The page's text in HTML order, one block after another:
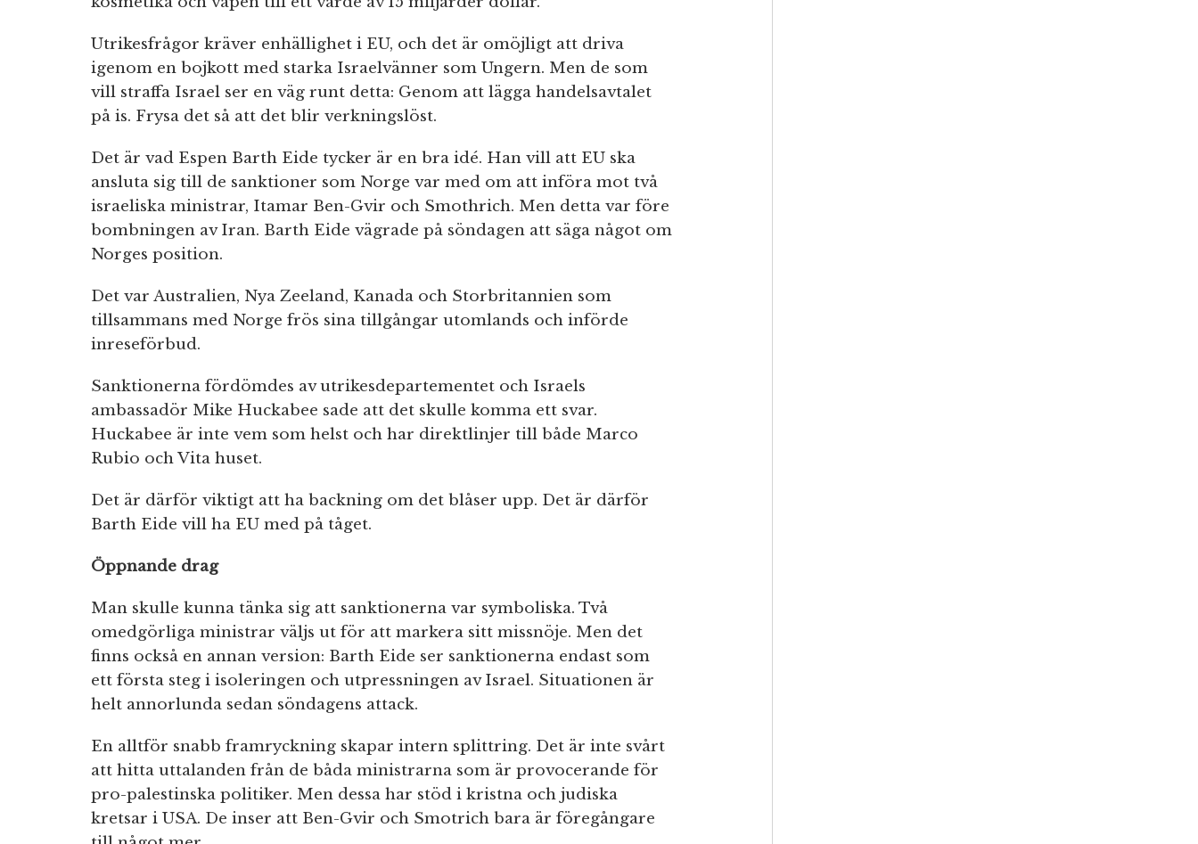
Utrikesfrågor kräver enhällighet i EU, och det är omöjligt att driva
igenom en bojkott med starka Israelvänner som Ungern. Men de som
vill straffa Israel ser en väg runt detta: Genom att lägga handelsavtalet
på is. Frysa det så att det blir verkningslöst.
Det är vad Espen Barth Eide tycker är en bra idé. Han vill att EU ska
ansluta sig till de sanktioner som Norge var med om att införa mot två
israeliska ministrar, Itamar Ben-Gvir och Smothrich. Men detta var före
bombningen av Iran. Barth Eide vägrade på söndagen att säga något om
Norges position.
Det var Australien, Nya Zeeland, Kanada och Storbritannien som
tillsammans med Norge frös sina tillgångar utomlands och införde
inreseförbud.
Sanktionerna fördömdes av utrikesdepartementet och Israels
ambassadör Mike Huckabee sade att det skulle komma ett svar.
Huckabee är inte vem som helst och har direktlinjer till både Marco
Rubio och Vita huset.
Det är därför viktigt att ha backning om det blåser upp. Det är därför
Barth Eide vill ha EU med på tåget.
Öppnande drag
Man skulle kunna tänka sig att sanktionerna var symboliska. Två
omedgörliga ministrar väljs ut för att markera sitt missnöje. Men det
finns också en annan version: Barth Eide ser sanktionerna endast som
ett första steg i isoleringen och utpressningen av Israel. Situationen är
helt annorlunda sedan söndagens attack.
En alltför snabb framryckning skapar intern splittring. Det är inte svårt
att hitta uttalanden från de båda ministrarna som är provocerande för
pro-palestinska politiker. Men dessa har stöd i kristna och judiska
kretsar i USA. De inser att Ben-Gvir och Smotrich bara är föregångare